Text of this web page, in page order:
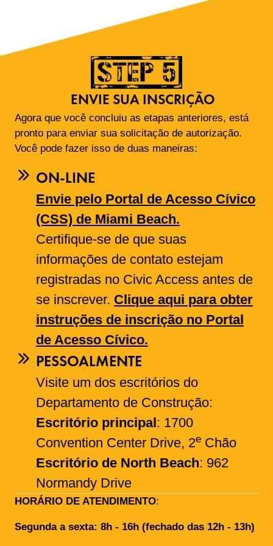
ENVIE SUA INSCRIÇÃO
Agora que você concluiu as etapas anteriores, está
pronto para enviar sua solicitação de autorização.
Você pode fazer isso de duas maneiras:
ON-LINE
Envie pelo Portal de Acesso Cívico
(CSS) de Miami Beach.
Certifique-se de que suas
informações de contato estejam
registradas no Civic Access antes de
se inscrever. Clique aqui para obter
instruções de inscrição no Portal
de Acesso Cívico.
PESSOALMENTE
Visite um dos escritórios do
Departamento de Construção:
Escritório principal: 1700
Convention Center Drive, 2e Chão
Escritório de North Beach: 962
Normandy Drive
HORÁRIO DE ATENDIMENTO:
Segunda a sexta: 8h - 16h (fechado das 12h - 13h)